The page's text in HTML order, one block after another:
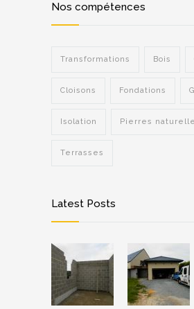
Nos compétences
Transformations Bois
Cloisons Fondations
Isolation Pierres
Terrasses
Latest Posts